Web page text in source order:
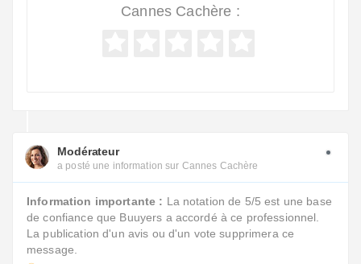
Cannes Cachère :
Modérateur
a posté une information sur Cannes Cachère
Information importante : La notation de 5/5 est une base
de confiance que Buuyers a accordé à ce professionnel.
La publication d'un avis ou d'un vote supprimera ce
message.